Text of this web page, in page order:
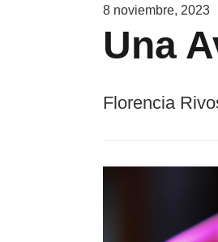
8 noviembre, 2023
Una
Florencia